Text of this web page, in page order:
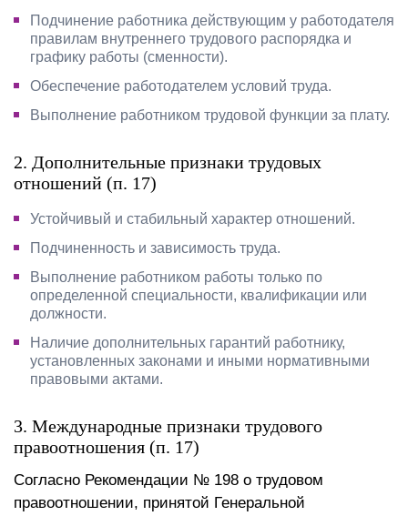
Подчинение работника действующим у работодателя
правилам внутреннего трудового распорядка и
графику работы (сменности).
Обеспечение работодателем условий труда.
Выполнение работником трудовой функции за плату.
2. Дополнительные признаки трудовых
отношений (п. 17)
Устойчивый и стабильный характер отношений.
Подчиненность и зависимость труда.
Выполнение работником работы только по
определенной специальности, квалификации или
должности.
Наличие дополнительных гарантий работнику,
установленных законами и иными нормативными
правовыми актами.
3. Международные признаки трудового
правоотношения (п. 17)
Согласно Рекомендации № 198 о трудовом
правоотношении, принятой Генеральной